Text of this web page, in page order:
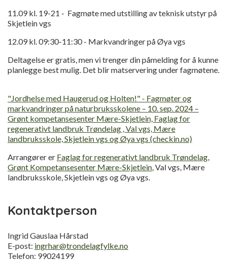
11.09 kl. 19-21 - Fagmøte med utstilling av teknisk utstyr på
Skjetlein vgs
12.09 kl. 09:30-11:30 - Markvandringer på Øya vgs
Deltagelse er gratis, men vi trenger din påmelding for å kunne
planlegge best mulig. Det blir matservering under fagmøtene.
"Jordhelse med Haugerud og Holten!" - Fagmøter og
markvandringer på naturbruksskolene – 10. sep. 2024 –
Grønt kompetansesenter Mære-Skjetlein, Faglag for
regenerativt landbruk Trøndelag , Val vgs, Mære
landbruksskole, Skjetlein vgs og Øya vgs (checkin.no)
Arrangører er Faglag for regenerativt landbruk Trøndelag
Grønt Kompetansesenter Mære-Skjetlein , Val vgs, Mære
landbruksskole, Skjetlein vgs og Øya vgs.
Kontaktperson
Ingrid Gauslaa Hårstad
E-post: ingrhar@trondelagfylke.no
Telefon: 99024199